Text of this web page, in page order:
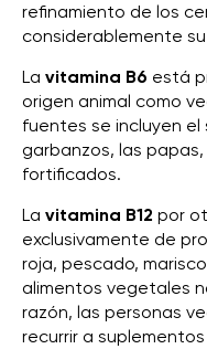
refinamiento de los
considerablemente
La vitamina B6 está
origen animal como
fuentes se incluyen el
garbanzos, las
fortificados.
La vitamina B12 por
exclusivamente de
roja, pescado,
alimentos vegetales
razón, las personas
recurrir a